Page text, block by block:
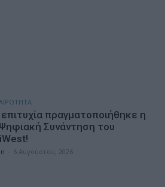
πραγματοποιήθηκε η
Συνάντηση του
6 Αυγούστου, 2026